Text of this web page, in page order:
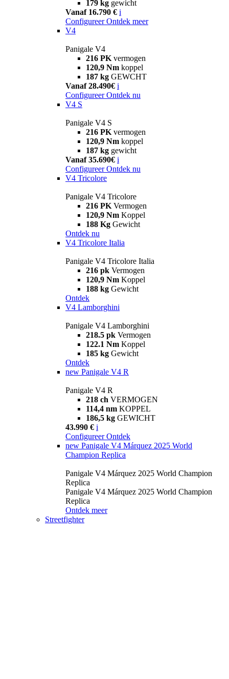
179 kg gewicht
Vanaf 16.790 € i
Configureer Ontdek meer
V4
Panigale V4
216 PK vermogen
120,9 Nm koppel
187 kg GEWCHT
Vanaf 28.490€ i
Configureer Ontdek nu
V4 S
Panigale V4 S
216 PK vermogen
120,9 Nm koppel
187 kg gewicht
Vanaf 35.690€ i
Configureer Ontdek nu
V4 Tricolore
Panigale V4 Tricolore
216 PK Vermogen
120,9 Nm Koppel
188 Kg Gewicht
Ontdek nu
V4 Tricolore Italia
Panigale V4 Tricolore Italia
216 pk Vermogen
120,9 Nm Koppel
188 kg Gewicht
Ontdek
V4 Lamborghini
Panigale V4 Lamborghini
218.5 pk Vermogen
122.1 Nm Koppel
185 kg Gewicht
Ontdek
new Panigale V4 R
Panigale V4 R
218 ch VERMOGEN
114,4 nm KOPPEL
186,5 kg GEWICHT
43.990 € i
Configureer Ontdek
new Panigale V4 Márquez 2025 World
Champion Replica
Panigale V4 Márquez 2025 World Champion
Replica
Panigale V4 Márquez 2025 World Champion
Replica
Ontdek meer
Streetfighter